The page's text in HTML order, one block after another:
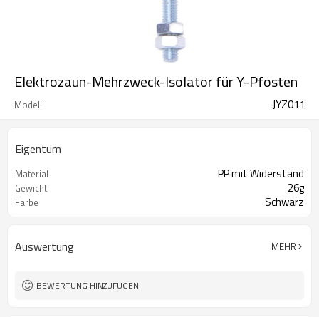
Elektrozaun-Mehrzweck-Isolator für Y-Pfosten
Modell JYZ011
Eigentum
Material PP mit Widerstand
Gewicht 26g
Farbe Schwarz
Auswertung MEHR
BEWERTUNG HINZUFÜGEN